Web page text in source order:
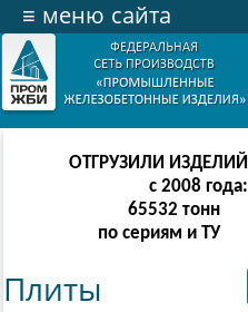
≡ меню сайта
ОТГРУЗИЛИ ИЗДЕЛИЙ
с 2008 года:
238342 тонн
по сериям и ТУ
Плиты